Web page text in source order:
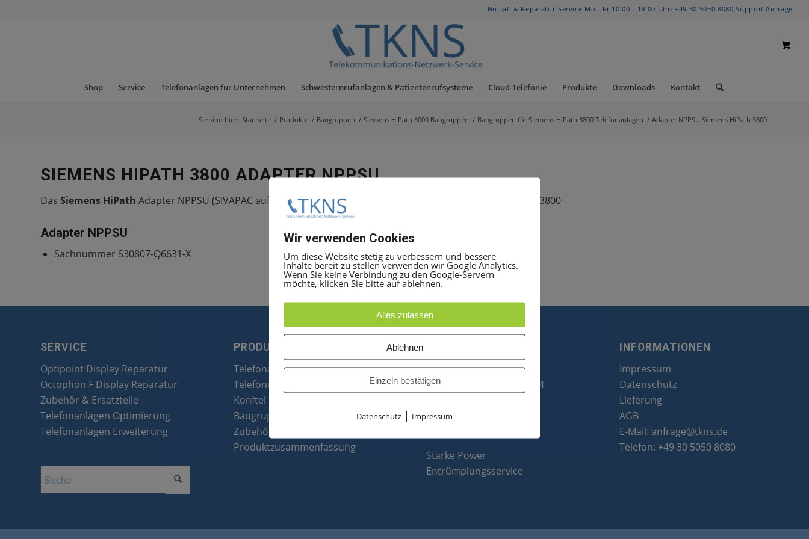
Notfall & Reparatur-Service Mo - Fr 10.00 - 19.00 Uhr: +49 30 5050 8080 Support Anfrage
Shop Service Telefonanlagen für Unternehmen Schwesternrufanlagen & Patientenrufsysteme Cloud-Telefonie Produkte Downloads Kontakt
Sie sind hier: Startseite / Produkte / Baugruppen / Siemens HiPath 3000 Baugruppen / Baugruppen für Siemens HiPath 3800 Telefonanlagen / Adapter NPPSU Siemens HiPath 3800
SIEMENS HIPATH 3800 ADAPTER NPPSU
Das Siemens HiPath Adapter NPPSU (SIVAPAC auf 2 X 1SU) für Anschaltung von MDFU HiPath 3750 an HiPath 3800
Adapter NPPSU
Sachnummer S30807-Q6631-X
SERVICE
Optipoint Display Reparatur
Octophon F Display Reparatur
Zubehör & Ersatzteile
Telefonanlagen Optimierung
Telefonanlagen Erweiterung
PRODUKTE
Telefonanlagen
Telefone
Konftel Konferenztelefone
Baugruppen
Zubehör & Ersatzteile
Produktzusammenfassung
optiPoint 500
Telefonanlagen Service 24
Octopus F
Starke Power
Entrümplungsservice
INFORMATIONEN
Impressum
Datenschutz
Lieferung
AGB
E-Mail: anfrage@tkns.de
Telefon: +49 30 5050 8080
Wir verwenden Cookies
Um diese Website stetig zu verbessern und bessere
Inhalte bereit zu stellen verwenden wir Google Analytics.
Wenn Sie keine Verbindung zu den Google-Servern
möchte, klicken Sie bitte auf ablehnen.
Alles zulassen
Ablehnen
Einzeln bestätigen
Datenschutz | Impressum